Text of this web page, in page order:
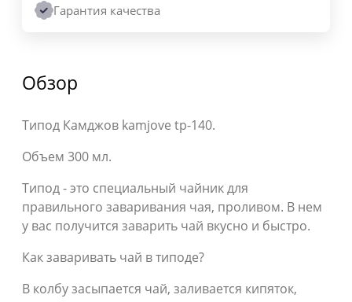
Гарантия качества
Обзор
Типод Камджов kamjove tp-140.
Объем 300 мл.
Типод - это специальный чайник для
правильного заваривания чая, проливом. В нем
у вас получится заварить чай вкусно и быстро.
Как заваривать чай в типоде?
В колбу засыпается чай, заливается кипяток,